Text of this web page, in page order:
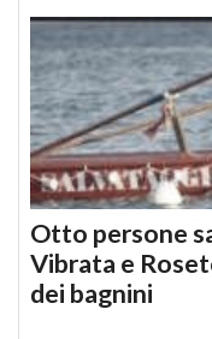
Otto persone
Vibrata e
dei bagnini